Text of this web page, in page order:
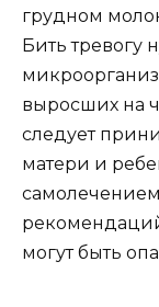
грудном
Бить тревогу
выросших на
следует
матери и
самолечением
могут быть